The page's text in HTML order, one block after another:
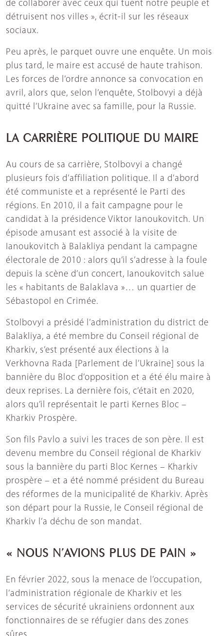
de collaborer avec ceux qui tuent notre peuple et
détruisent nos villes », écrit-il sur les réseaux
sociaux.
Peu après, le parquet ouvre une enquête. Un mois
plus tard, le maire est accusé de haute trahison.
Les forces de l’ordre annonce sa convocation en
avril, alors que, selon l’enquête, Stolbovyi a déjà
quitté l’Ukraine avec sa famille, pour la Russie.
LA CARRIÈRE POLITIQUE DU MAIRE
Au cours de sa carrière, Stolbovyi a changé
plusieurs fois d’affiliation politique. Il a d’abord
été communiste et a représenté le Parti des
régions. En 2010, il a fait campagne pour le
candidat à la présidence Viktor Ianoukovitch. Un
épisode amusant est associé à la visite de
Ianoukovitch à Balakliya pendant la campagne
électorale de 2010 : alors qu’il s’adresse à la foule
depuis la scène d’un concert, Ianoukovitch salue
les « habitants de Balaklava »… un quartier de
Sébastopol en Crimée.
Stolbovyi a présidé l’administration du district de
Balakliya, a été membre du Conseil régional de
Kharkiv, s’est présenté aux élections à la
Verkhovna Rada [Parlement de l’Ukraine] sous la
bannière du Bloc d’opposition et a été élu maire à
deux reprises. La dernière fois, c’était en 2020,
alors qu’il représentait le parti Kernes Bloc –
Kharkiv Prospère.
Son fils Pavlo a suivi les traces de son père. Il est
devenu membre du Conseil régional de Kharkiv
sous la bannière du parti Bloc Kernes – Kharkiv
prospère – et a été nommé président du Bureau
des réformes de la municipalité de Kharkiv. Après
son départ pour la Russie, le Conseil régional de
Kharkiv l’a déchu de son mandat.
« NOUS N’AVIONS PLUS DE PAIN »
En février 2022, sous la menace de l’occupation,
l’administration régionale de Kharkiv et les
services de sécurité ukrainiens ordonnent aux
fonctionnaires de se réfugier dans des zones